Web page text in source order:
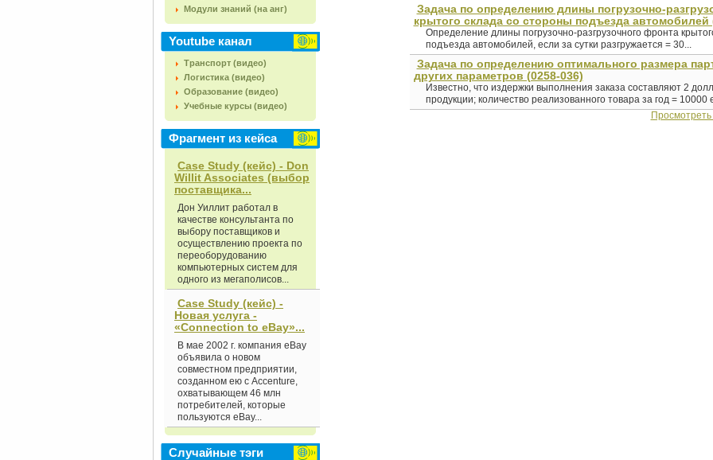
Модули знаний (на анг)
Youtube канал
Транспорт (видео)
Логистика (видео)
Образование (видео)
Учебные курсы (видео)
Фрагмент из кейса
Case Study (кейс) - Don
Willit Associates (выбор
поставщика...
Дон Уиллит работал в
качестве консультанта по
выбору поставщиков и
осуществлению проекта по
переоборудованию
компьютерных систем для
одного из мегаполисов...
Case Study (кейс) -
Новая услуга -
«Connection to eBay»...
В мае 2002 г. компания eBay
объявила о новом
совместном предприятии,
созданном ею с Accenture,
охватывающем 46 млн
потребителей, которые
пользуются eBay...
Случайные тэги
Задача по определению длины погрузочно-
крытого склада со стороны подъезда автомобилей
Определение длины погрузочно-разгрузочного фронта
подъезда автомобилей, если за сутки разгружается = 30...
Задача по определению оптимального размера
других параметров (0258-036)
Известно, что издержки выполнения заказа составляют 2
продукции; количество реализованного товара за год = 10000